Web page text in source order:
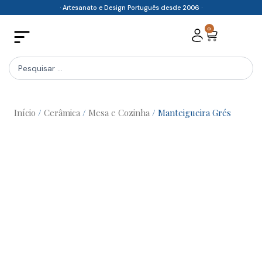
content
· Artesanato e Design Português desde 2006 ·
0
Cart
Search
...
Início / Cerâmica / Mesa e Cozinha / Manteigueira Grés